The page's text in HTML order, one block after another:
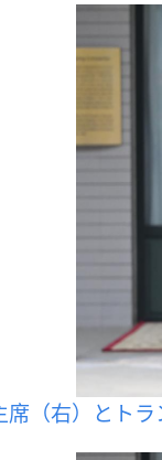
（右）とトラ